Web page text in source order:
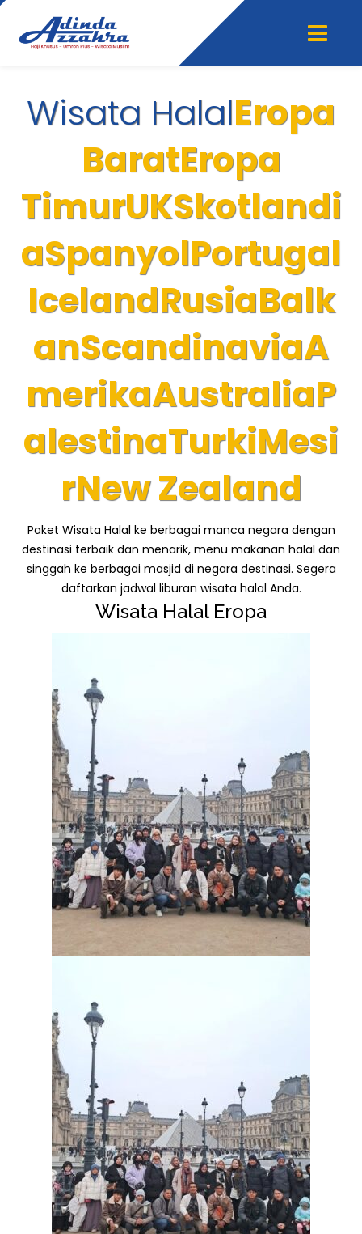
Wisata HalalEropa
BaratEropa
TimurUKSkotlandi
aSpanyolPortugal
IcelandRusiaBalk
anScandinaviaA
merikaAustraliaP
alestinaTurkiMesi
rNew Zealand
Paket Wisata Halal ke berbagai manca negara dengan
destinasi terbaik dan menarik, menu makanan halal dan
singgah ke berbagai masjid di negara destinasi. Segera
daftarkan jadwal liburan wisata halal Anda.
Wisata Halal Eropa